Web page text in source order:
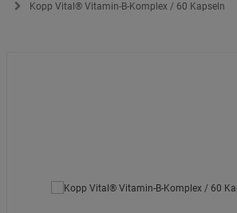
Kopp Vital® Vitamin-B-Komplex / 60 Kapseln